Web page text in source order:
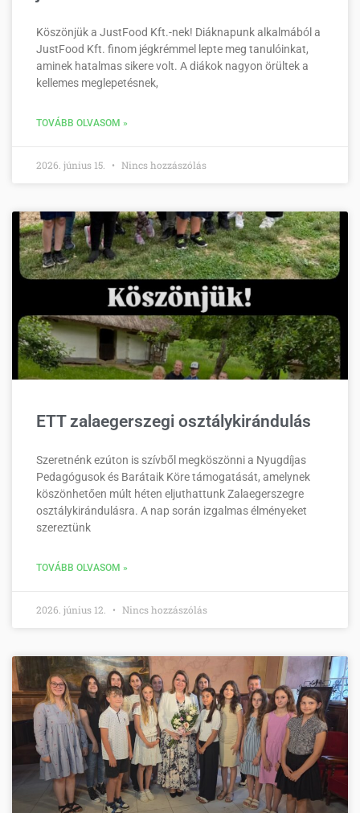
Köszönjük a JustFood Kft.-nek! Diáknapunk alkalmából a
JustFood Kft. finom jégkrémmel lepte meg tanulóinkat,
aminek hatalmas sikere volt. A diákok nagyon örültek a
kellemes meglepetésnek,
TOVÁBB OLVASOM »
2026. június 15. Nincs hozzászólás
ETT zalaegerszegi osztálykirándulás
Szeretnénk ezúton is szívből megköszönni a Nyugdíjas
Pedagógusok és Barátaik Köre támogatását, amelynek
köszönhetően múlt héten eljuthattunk Zalaegerszegre
osztálykirándulásra. A nap során izgalmas élményeket
szereztünk
TOVÁBB OLVASOM »
2026. június 12. Nincs hozzászólás